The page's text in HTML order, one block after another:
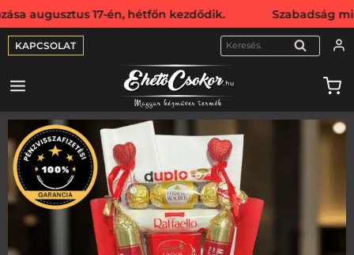
én, hétfőn kezdődik. Szabadság miatt
KAPCSOLAT KERESÉS